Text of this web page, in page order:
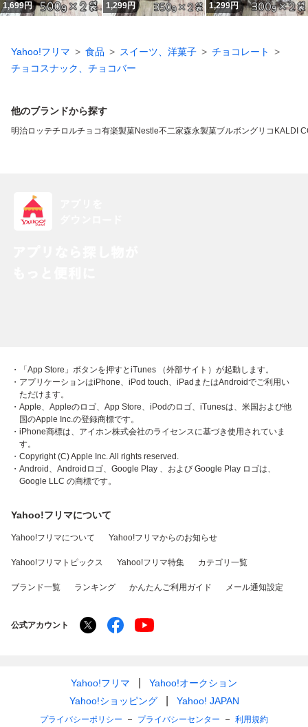
1,699円 1,299円 1,299円
Yahoo!フリマ 食品 スイーツ、洋菓子
チョコレート
チョコスナック、チョコバー
他のブランドから探す
明治ロッテチロルチョコ有楽製菓Nestle不二家森永製菓ブルボングリコ KALDI
・「App Store」ボタンを押すとiTunes （外部サイト）が起動します。
・アプリケーションはiPhone、iPod touch、iPadまたはAndroidでご利用い
ただけます。
・Apple、Appleのロゴ、App Store、iPodのロゴ、iTunesは、米国および他
国のApple Inc.の登録商標です。
・iPhone商標は、アイホン株式会社のライセンスに基づき使用されていま
す。
・Copyright (C) Apple Inc. All rights reserved.
・Android、Androidロゴ、Google Play 、および Google Play ロゴは、
Google LLC の商標です。
Yahoo!フリマについて
Yahoo!フリマについて Yahoo!フリマからのお知らせ
Yahoo!フリマトピックス Yahoo!フリマ特集 カテゴリ一覧
ブランド一覧 ランキング かんたんご利用ガイド メール通知設定
公式アカウント
Yahoo!フリマ
Yahoo!オークション
Yahoo!ショッピング
Yahoo! JAPAN
プライバシーポリシー プライバシーセンター 利用規約